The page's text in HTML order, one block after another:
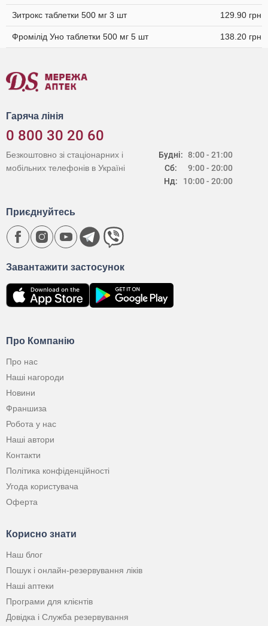
Зитрокс таблетки 500 мг 3 шт 129.90 грн
Фромілід Уно таблетки 500 мг 5 шт 138.20 грн
Гаряча лінія
0 800 30 20 60
Будні:
Сб:
Нд:
8:00 - 21:00
9:00 - 20:00
10:00 - 20:00
Безкоштовно зі стаціонарних і
мобільних телефонів в Україні
Про Компанію
Про нас
Наші нагороди
Новини
Франшиза
Робота у нас
Наші автори
Контакти
Політика конфіденційності
Угода користувача
Оферта
Корисно знати
Наш блог
Пошук і онлайн-резервування ліків
Наші аптеки
Програми для клієнтів
Довідка і Служба резервування
Завантажити застосунок
Приєднуйтесь